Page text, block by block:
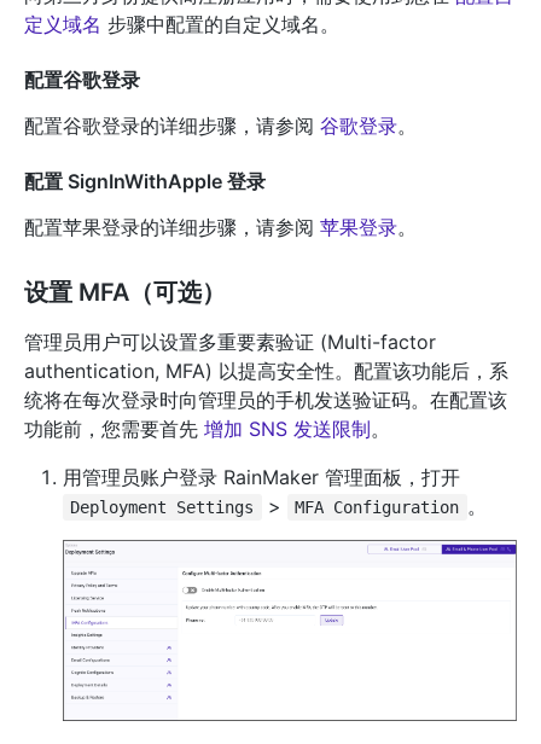
定义域名 步骤中配置的自定义域名。
配置谷歌登录
配置谷歌登录的详细步骤，请参阅 谷歌登录。
配置 SignInWithApple 登录
配置苹果登录的详细步骤，请参阅 苹果登录。
设置 MFA（可选）
管理员用户可以设置多重要素验证 (Multi-factor
authentication, MFA) 以提高安全性。配置该功能后，系
统将在每次登录时向管理员的手机发送验证码。在配置该
功能前，您需要首先 增加 SNS 发送限制。
用管理员账户登录 RainMaker 管理面板，打开
Deployment Settings > MFA Configuration 。